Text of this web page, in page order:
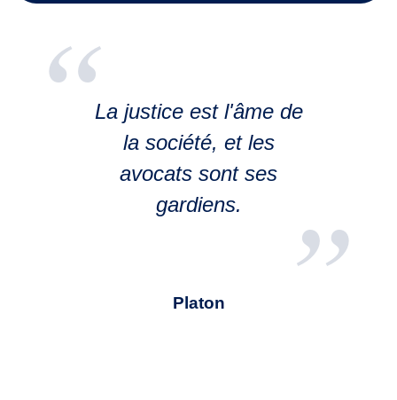
La justice est l'âme de
la société, et les
avocats sont ses
gardiens.
Platon